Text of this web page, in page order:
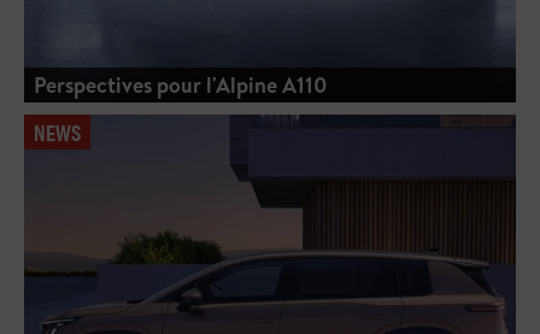
Perspectives pour l'Alpine A110
NEWS